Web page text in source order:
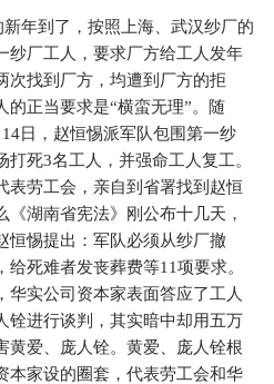
年到了，按照上海、武汉纱厂的
纱厂工人，要求厂方给工人发年
次找到厂方，均遭到厂方的拒
的正当要求是“横蛮无理”。随
日，赵恒惕派军队包围第一纱
死3名工人，并强命工人复工。
表劳工会，亲自到省署找到赵恒
湖南省宪法》刚公布十几天，
恒惕提出：军队必须从纱厂撤
死难者发丧葬费等11项要求。
华实公司资本家表面答应了工人
铨进行谈判，其实暗中却用五万
黄爱、庞人铨。黄爱、庞人铨根
本家设的圈套，代表劳工会和华